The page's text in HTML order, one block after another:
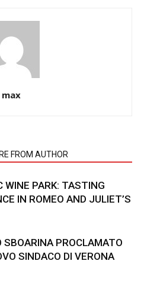
max
FROM AUTHOR
WINE PARK: TASTING
IN ROMEO AND JULIET’S
SBOARINA PROCLAMATO
SINDACO DI VERONA